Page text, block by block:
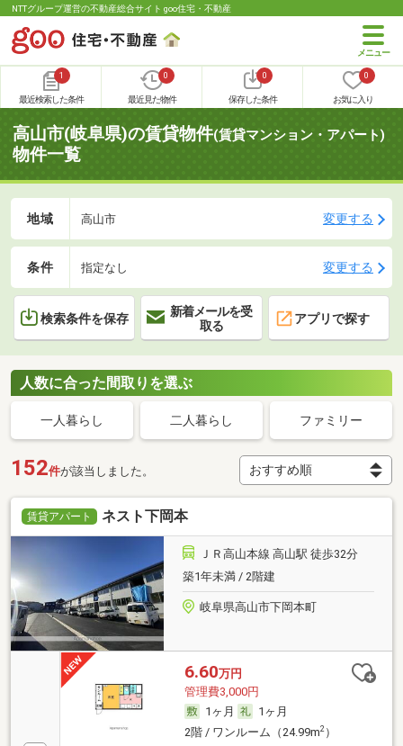
NTTグループ運営の不動産総合サイト goo住宅・不動産
1
最近検索した条件
0
最近見た物件
0
保存した条件
0
お気に入り
高山市(岐阜県)の賃貸物件(賃貸マンション・アパート)
物件一覧
地域 高山市 変更する
条件 指定なし 変更する
検索条件を保存
新着メールを受
取る
アプリで探す
人数に合った間取りを選ぶ
一人暮らし 二人暮らし ファミリー
152件が該当しました。
賃貸アパート ネスト下岡本
ＪＲ高山本線 高山駅 徒歩32分
築1年未満 / 2階建
岐阜県高山市下岡本町
6.60万円
管理費3,000円
1ヶ月
1ヶ月
2階 / ワンルーム（24.99m2）